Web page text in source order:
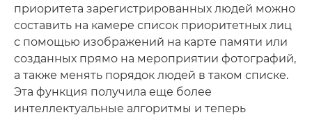
приоритета зарегистрированных людей можно
составить на камере список приоритетных лиц
с помощью изображений на карте памяти или
созданных прямо на мероприятии фотографий,
а также менять порядок людей в таком списке.
Эта функция получила еще более
интеллектуальные алгоритмы и теперь